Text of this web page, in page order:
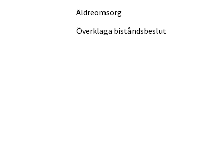
Äldreomsorg
Överklaga bistånds­beslut